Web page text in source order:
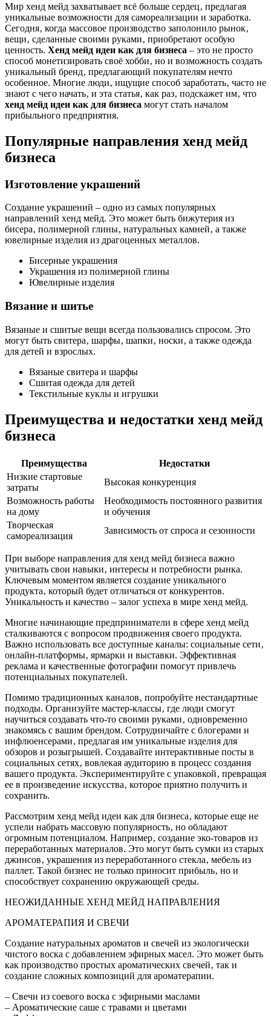
Мир хенд мейд захватывает всё больше сердец‚ предлагая
уникальные возможности для самореализации и заработка.
Сегодня‚ когда массовое производство заполонило рынок‚
вещи‚ сделанные своими руками‚ приобретают особую
ценность. Хенд мейд идеи как для бизнеса – это не просто
способ монетизировать своё хобби‚ но и возможность создать
уникальный бренд‚ предлагающий покупателям нечто
особенное. Многие люди‚ ищущие способ заработать‚ часто не
знают с чего начать‚ и эта статья‚ как раз‚ подскажет им‚ что
хенд мейд идеи как для бизнеса могут стать началом
прибыльного предприятия.
Популярные направления хенд мейд
бизнеса
Изготовление украшений
Создание украшений – одно из самых популярных
направлений хенд мейд. Это может быть бижутерия из
бисера‚ полимерной глины‚ натуральных камней‚ а также
ювелирные изделия из драгоценных металлов.
Бисерные украшения
Украшения из полимерной глины
Ювелирные изделия
Вязание и шитье
Вязаные и сшитые вещи всегда пользовались спросом. Это
могут быть свитера‚ шарфы‚ шапки‚ носки‚ а также одежда
для детей и взрослых.
Вязаные свитера и шарфы
Сшитая одежда для детей
Текстильные куклы и игрушки
Преимущества и недостатки хенд мейд
бизнеса
Преимущества
Недостатки
Низкие стартовые
затраты
Высокая конкуренция
Возможность работы
на дому
Необходимость постоянного развития
и обучения
Творческая
самореализация
Зависимость от спроса и сезонности
При выборе направления для хенд мейд бизнеса важно
учитывать свои навыки‚ интересы и потребности рынка.
Ключевым моментом является создание уникального
продукта‚ который будет отличаться от конкурентов.
Уникальность и качество – залог успеха в мире хенд мейд.
Многие начинающие предприниматели в сфере хенд мейд
сталкиваются с вопросом продвижения своего продукта.
Важно использовать все доступные каналы: социальные сети‚
онлайн-платформы‚ ярмарки и выставки. Эффективная
реклама и качественные фотографии помогут привлечь
потенциальных покупателей.
Помимо традиционных каналов‚ попробуйте нестандартные
подходы. Организуйте мастер-классы‚ где люди смогут
научиться создавать что-то своими руками‚ одновременно
знакомясь с вашим брендом. Сотрудничайте с блогерами и
инфлюенсерами‚ предлагая им уникальные изделия для
обзоров и розыгрышей. Создавайте интерактивные посты в
социальных сетях‚ вовлекая аудиторию в процесс создания
вашего продукта. Экспериментируйте с упаковкой‚ превращая
ее в произведение искусства‚ которое приятно получить и
сохранить.
Рассмотрим хенд мейд идеи как для бизнеса‚ которые еще не
успели набрать массовую популярность‚ но обладают
огромным потенциалом. Например‚ создание эко-товаров из
переработанных материалов. Это могут быть сумки из старых
джинсов‚ украшения из переработанного стекла‚ мебель из
паллет. Такой бизнес не только приносит прибыль‚ но и
способствует сохранению окружающей среды.
НЕОЖИДАННЫЕ ХЕНД МЕЙД НАПРАВЛЕНИЯ
АРОМАТЕРАПИЯ И СВЕЧИ
Создание натуральных ароматов и свечей из экологически
чистого воска с добавлением эфирных масел. Это может быть
как производство простых ароматических свечей‚ так и
создание сложных композиций для ароматерапии.
– Свечи из соевого воска с эфирными маслами
– Ароматические саше с травами и цветами